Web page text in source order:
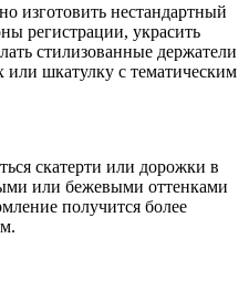
изготовить нестандартный
регистрации, украсить
стилизованные держатели
шкатулку с тематическим
скатерти или дорожки в
или бежевыми оттенками
получится более